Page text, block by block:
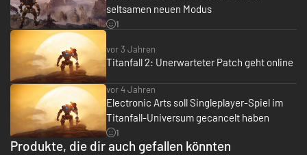
seltsamen neuen Modus
1
vor 3 Jahren
Titanfall 2: Unerwarteter Patch geht online
vor 4 Jahren
Electronic Arts soll Singleplayer-Spiel im
Titanfall-Universum gecancelt haben
1
Produkte, die dir auch gefallen könnten